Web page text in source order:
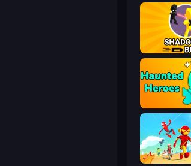
Shadow
Haunted
Superhero